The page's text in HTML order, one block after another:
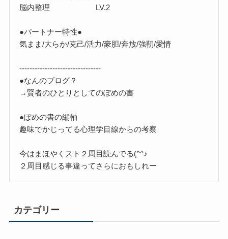
脳内整理 LV.2
●パートナー特性●
気まま/大らか/克己/活力/豪胆/奔放/強靭/愛情
--------------------------------
●なんのブログ？
→賢者のひとりとしてのぽめの書
●ぽめの書の縦軸
趣味でかじってる心理学目線からの考察
今はまほやくスト２周目読んでる(^^♪
２周目感じる事違ってさらにおもしれー
カテゴリー